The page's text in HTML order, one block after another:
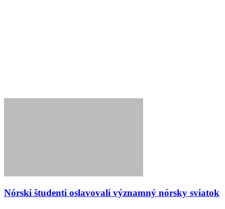
Nórski študenti oslavovali významný nórsky sviatok